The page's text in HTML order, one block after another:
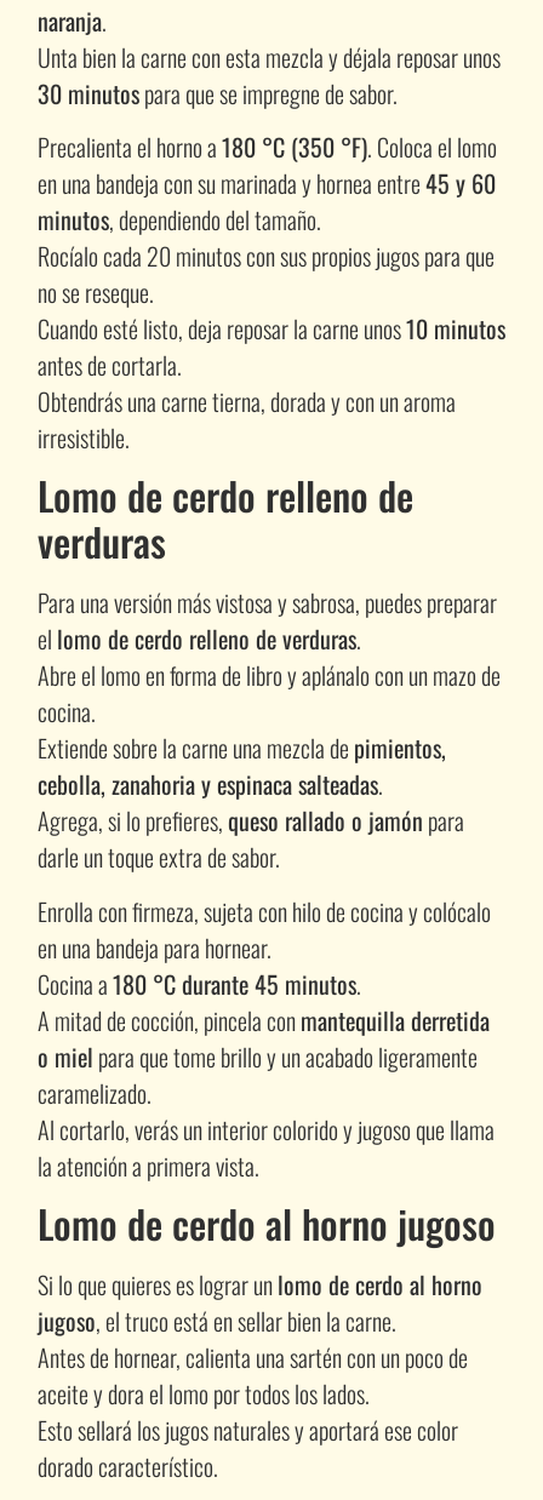
naranja.
Unta bien la carne con esta mezcla y déjala reposar unos
30 minutospara que se impregne de sabor.
Precalienta el horno a180 °C (350 °F). Coloca el lomo
en una bandeja con su marinada y hornea entre45 y 60
minutos, dependiendo del tamaño.
Rocíalo cada 20 minutos con sus propios jugos para que
no se reseque.
Cuando esté listo, deja reposar la carne unos10 minutos
antes de cortarla.
Obtendrás una carne tierna, dorada y con un aroma
irresistible.
Lomo de cerdo relleno de
verduras
Para una versión más vistosa y sabrosa, puedes preparar
el lomo de cerdo relleno de verduras.
Abre el lomo en forma de libro y aplánalo con un mazo de
cocina.
Extiende sobre la carne una mezcla de pimientos,
cebolla, zanahoria y espinaca salteadas.
Agrega, si lo prefieres,queso rallado o jamón para
darle un toque extra de sabor.
Enrolla con firmeza, sujeta con hilo de cocina y colócalo
en una bandeja para hornear.
Cocina a180 °C durante 45 minutos.
A mitad de cocción, pincela conmantequilla derretida
o miel para que tome brillo y un acabado ligeramente
caramelizado.
Al cortarlo, verás un interior colorido y jugoso que llama
la atención a primera vista.
Lomo de cerdo al horno jugoso
Si lo que quieres es lograr unlomo de cerdo al horno
jugoso, el truco está en sellar bien la carne.
Antes de hornear, calienta una sartén con un poco de
aceite y dora el lomo por todos los lados.
Esto sellará los jugos naturales y aportará ese color
dorado característico.